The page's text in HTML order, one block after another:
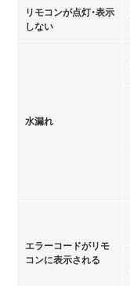
リモコンが点灯・表示
しない
水漏れ
エラーコードがリモ
コンに表示される